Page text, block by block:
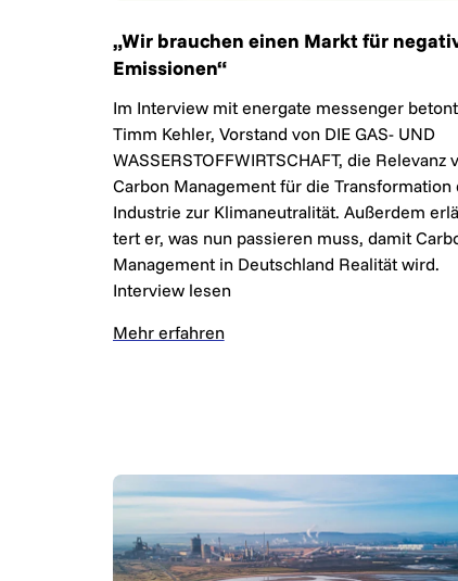
„Wir brauchen einen Markt für
Emissionen“
Im In­ter­view mit ener­gate messenger
Timm Kehler, Vor­stand von DIE GAS- UND
WASSERSTOFF­WIRTSCHAFT, die Re­le­vanz
Carbon Ma­nage­ment für die Trans­for­ma­tion
In­dus­trie zur Kli­ma­neu­tra­li­tät. Au­ßer­dem
tert er, was nun pas­sie­ren muss, da­mit
Ma­nage­ment in Deutsch­land Rea­li­tät wird.
Interview lesen
Mehr erfahren